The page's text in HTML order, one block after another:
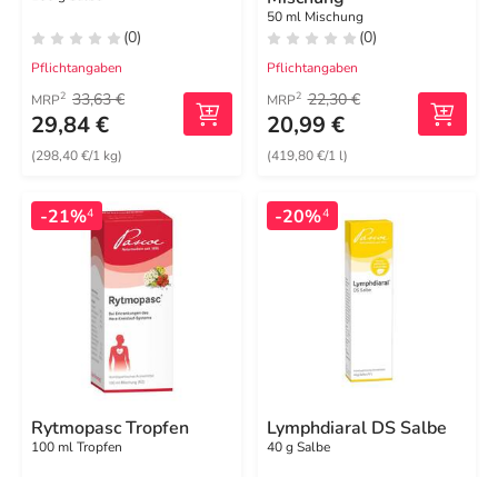
(0)
Pflichtangaben
MRP2 33,63 €
29,84 €
(298,40 €/1 kg)
50 ml Mischung
(0)
Pflichtangaben
MRP2 22,30 €
20,99 €
(419,80 €/1 l)
-21%4
Rytmopasc Tropfen
100 ml Tropfen
-20%4
Lymphdiaral DS Salbe
40 g Salbe